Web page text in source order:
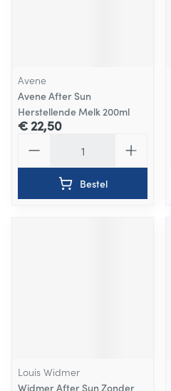
Avene
Avene After Sun
Herstellende Melk 200ml
€ 22,50
Bestel
Louis Widmer
Widmer After Sun Zonder